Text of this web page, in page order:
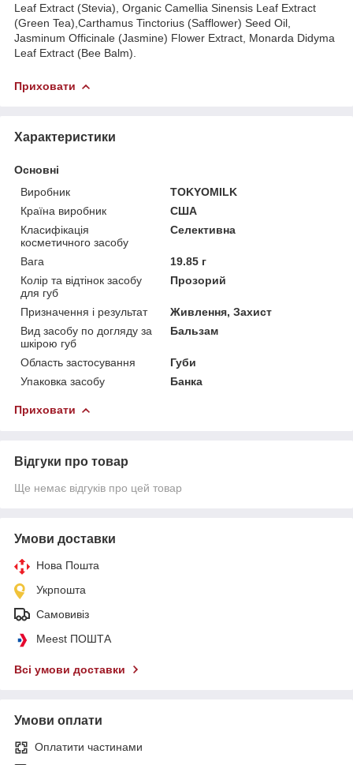
Leaf Extract (Stevia), Organic Camellia Sinensis Leaf Extract
(Green Tea),Carthamus Tinctorius (Safflower) Seed Oil,
Jasminum Officinale (Jasmine) Flower Extract, Monarda Didyma
Leaf Extract (Bee Balm).
Приховати
Характеристики
Основні
Виробник
TOKYOMILK
Країна виробник
США
Класифікація
косметичного засобу
Селективна
Вага
19.85 г
Колір та відтінок засобу
для губ
Прозорий
Призначення і результат
Живлення, Захист
Вид засобу по догляду за
шкірою губ
Бальзам
Область застосування
Губи
Упаковка засобу
Банка
Приховати
Відгуки про товар
Ще немає відгуків про цей товар
Умови доставки
Нова Пошта
Укрпошта
Самовивіз
Meest ПОШТА
Всі умови доставки
Умови оплати
Оплатити частинами